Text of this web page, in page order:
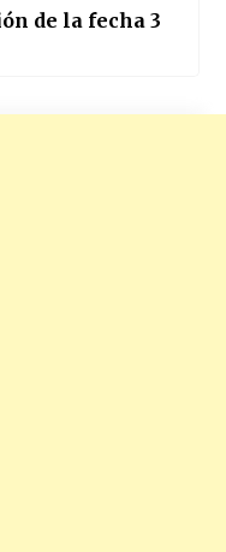
de la fecha 3